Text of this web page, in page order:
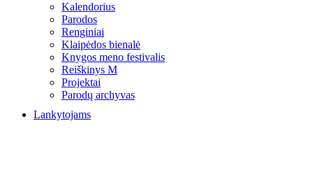
Kalendorius
Parodos
Renginiai
Klaipėdos bienalė
Knygos meno festivalis
Reiškinys M
Projektai
Parodų archyvas
Lankytojams